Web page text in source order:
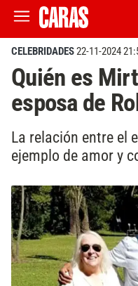
CELEBRIDADES22-11-2024
Quién es
esposa de
La relación entre el
ejemplo de amor y